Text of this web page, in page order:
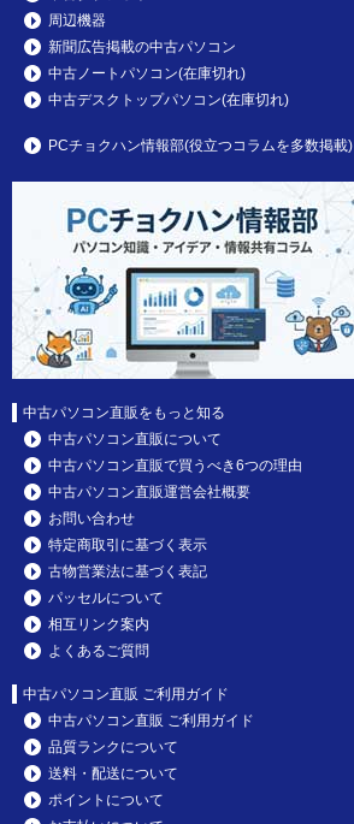
周辺機器
新聞広告掲載の中古パソコン
中古ノートパソコン(在庫切れ)
中古デスクトップパソコン(在庫切れ)
PCチョクハン情報部(役立つコラムを多数掲載)
中古パソコン直販をもっと知る
中古パソコン直販について
中古パソコン直販で買うべき6つの理由
中古パソコン直販運営会社概要
お問い合わせ
特定商取引に基づく表示
古物営業法に基づく表記
パッセルについて
相互リンク案内
よくあるご質問
中古パソコン直販 ご利用ガイド
中古パソコン直販 ご利用ガイド
品質ランクについて
送料・配送について
ポイントについて